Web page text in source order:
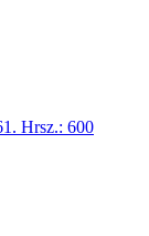
Hrsz.: 600